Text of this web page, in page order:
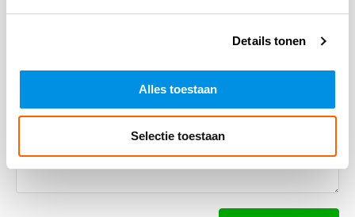
Details tonen
Alles toestaan
Selectie toestaan